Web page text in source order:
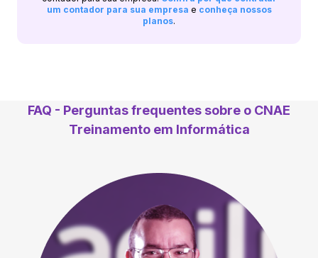
um contador para sua empresa e conheça nossos
planos.
FAQ - Perguntas frequentes sobre o CNAE
Treinamento em Informática